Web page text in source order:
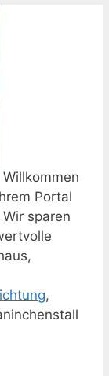
Willkommen
Portal
sparen
,